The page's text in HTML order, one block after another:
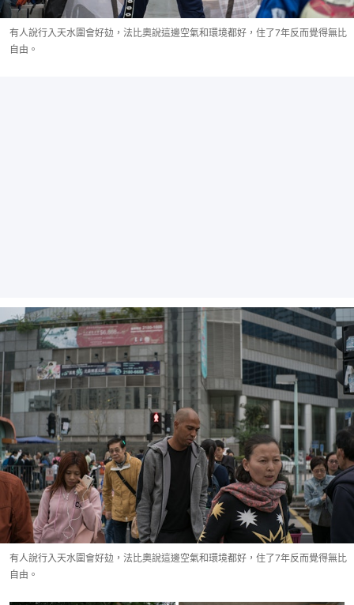
有人說行入天水圍會好攰，法比奧說這邊空氣和環境都好，住了7年反而覺得無比
自由。
有人說行入天水圍會好攰，法比奧說這邊空氣和環境都好，住了7年反而覺得無比
自由。